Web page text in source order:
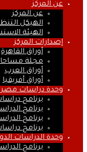
عن المركز
عن المركز
الهيكل
الهيئة
إصدارات المركز
أوراق القاهرة
مجلة
أوراق العرب
أوراق أفريقيا
وحدة دراسات مصر
برنامج
برنامج
برنامج
برنامج
وحدة الدراسات
برنامج